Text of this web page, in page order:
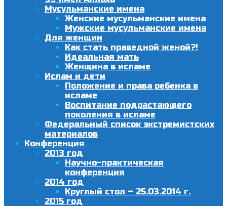
Мусульманские имена
Женские мусульманские имена
Мужские мусульманские имена
Для женщин
Как стать праведной женой?!
Идеальная мать
Женщина в исламе
Ислам и дети
Положение и права ребенка в
исламе
Воспитание подрастающего
поколения в исламе
Федеральный список экстремистских
материалов
Конференция
2013 год
Научно-практическая
конференция
2014 год
Круглый стол – 25.03.2014 г.
2015 год